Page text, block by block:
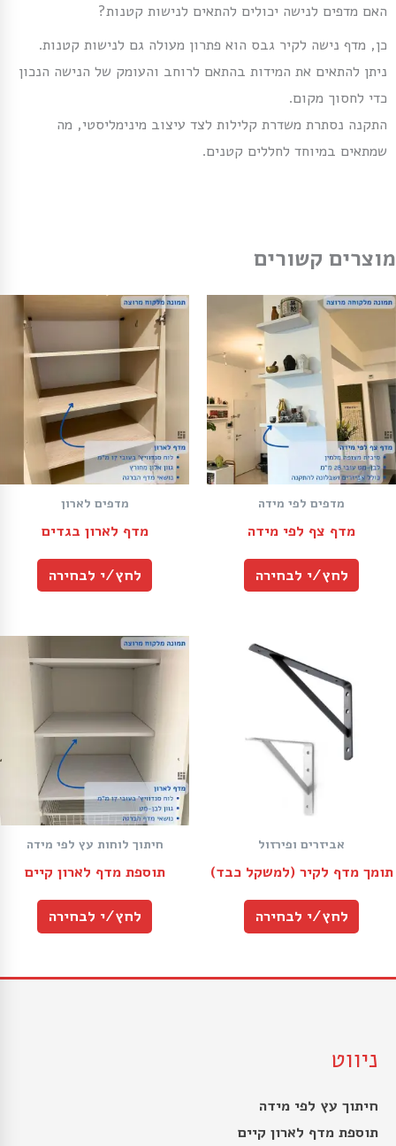
האם מדפים לנישה יכולים להתאים לנישות קטנות?
כן, מדף נישה לקיר גבס הוא פתרון מעולה גם לנישות קטנות.
ניתן להתאים את המידות בהתאם לרוחב והעומק של הנישה הנכון
כדי לחסוך מקום.
התקנה נסתרת משדרת קלילות לצד עיצוב מינימליסטי, מה
שמתאים במיוחד לחללים קטנים.
מוצרים קשורים
מדפים לפי מידה
מדף צף לפי מידה
לחץ/י לבחירה
מדפים לארון
מדף לארון בגדים
לחץ/י לבחירה
אביזרים ופירזול
תומך מדף לקיר (למשקל כבד)
לחץ/י לבחירה
חיתוך לוחות עץ לפי מידה
תוספת מדף לארון קיים
לחץ/י לבחירה
ניווט
חיתוך עץ לפי מידה
תוספת מדף לארון קיים